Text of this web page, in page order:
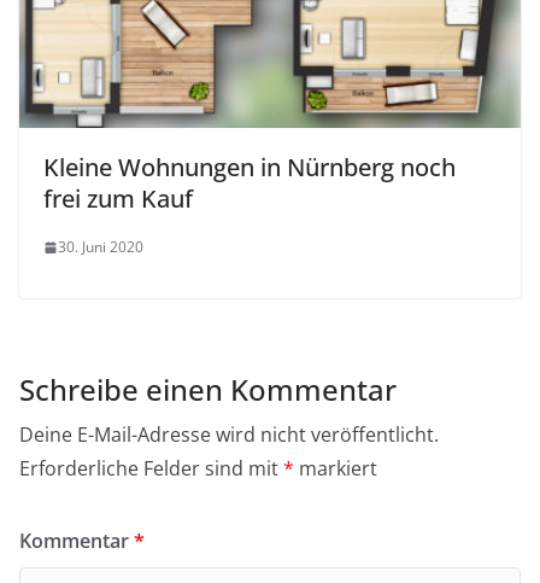
Kleine Wohnungen in Nürnberg noch
frei zum Kauf
30. Juni 2020
Schreibe einen Kommentar
Deine E-Mail-Adresse wird nicht veröffentlicht.
Erforderliche Felder sind mit* markiert
Kommentar*